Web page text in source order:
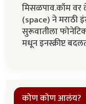
मिसळपाव.कॉम वर
(space) ने मराठी
सुरूवातीला
मधून इनस्क्रीप्ट
कोण कोण आलंय?